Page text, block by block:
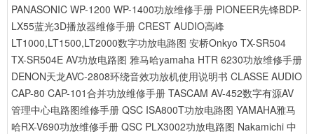
PANASONIC WP-1200 WP-1400功放维修手册 PIONEER先锋BDP-
LX55蓝光3D播放器维修手册 CREST AUDIO高峰
LT1000,LT1500,LT2000数字功放电路图 安桥Onkyo TX-SR504
TX-SR504E AV功放电路图 雅马哈yamaha HTR 6230功放维修手册
DENON天龙AVC-2808环绕音效功放机使用说明书 CLASSE AUDIO
CAP-80 CAP-101合并功放维修手册 TASCAM AV-452数字有源AV
管理中心电路图维修手册 QSC ISA800T功放电路图 YAMAHA雅马
哈RX-V690功放维修手册 QSC PLX3002功放电路图 Nakamichi 中